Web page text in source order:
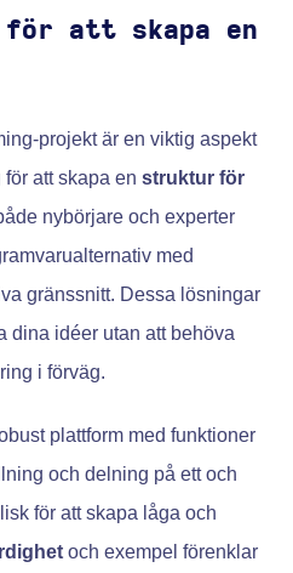
att skapa en
projekt är en viktig aspekt
att skapa en struktur för
nybörjare och experter
med
gränssnitt. Dessa lösningar
dina idéer utan att behöva
i förväg.
plattform med funktioner
och delning på ett och
för att skapa låga och
och exempel förenklar